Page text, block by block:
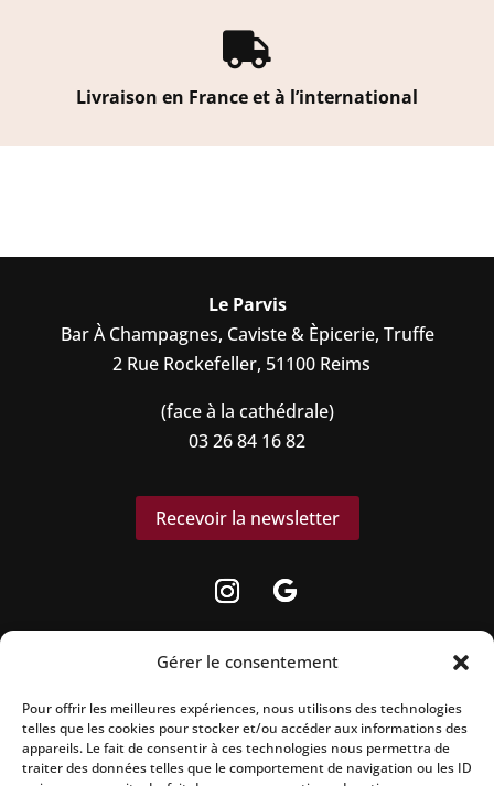
Gérer le consentement
Pour offrir les meilleures expériences, nous utilisons des technologies
telles que les cookies pour stocker et/ou accéder aux informations des
appareils. Le fait de consentir à ces technologies nous permettra de
traiter des données telles que le comportement de navigation ou les ID

Livraison en France et à l’international
Le Parvis
Bar À Champagnes, Caviste & Èpicerie, Truffe
2 Rue Rockefeller, 51100 Reims
(face à la cathédrale)
03 26 84 16 82
Recevoir la newsletter
La vente d’alcool est strictement interdite aux
mineurs.